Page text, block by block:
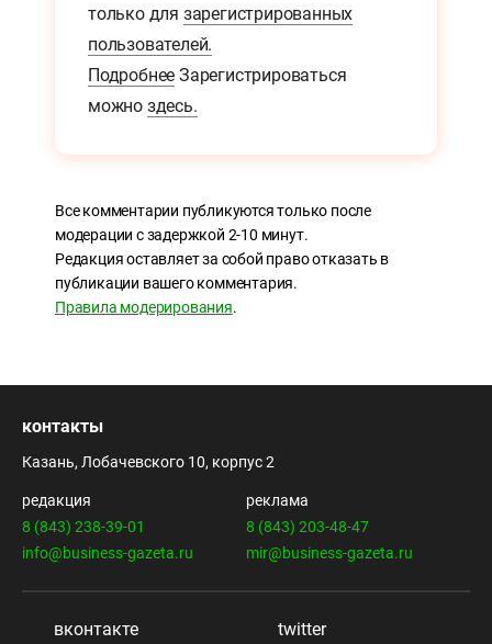
только для зарегистрированных
пользователей.
Подробнее Зарегистрироваться
можно здесь.
Все комментарии публикуются только после
модерации с задержкой 2-10 минут.
Редакция оставляет за собой право отказать в
публикации вашего комментария.
Правила модерирования.
контакты
Казань, Лобачевского 10, корпус 2
редакция
8 (843) 238-39-01
info@business-gazeta.ru
реклама
8 (843) 203-48-47
mir@business-gazeta.ru
вконтакте twitter